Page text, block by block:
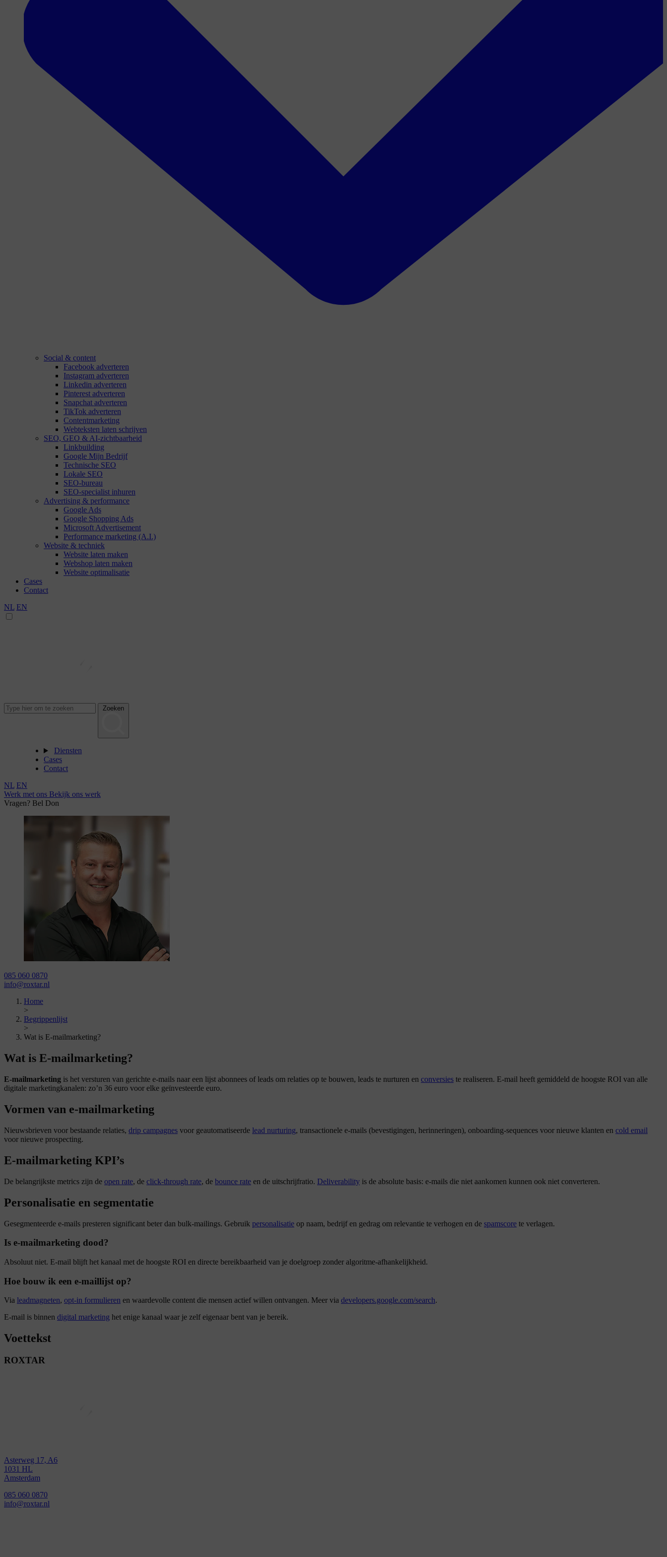
Social & content
Facebook adverteren
Instagram adverteren
Linkedin adverteren
Pinterest adverteren
Snapchat adverteren
TikTok adverteren
Contentmarketing
Webteksten laten schrijven
SEO, GEO & AI-zichtbaarheid
Linkbuilding
Google Mijn Bedrijf
Technische SEO
Lokale SEO
SEO-bureau
SEO-specialist inhuren
Advertising & performance
Google Ads
Google Shopping Ads
Microsoft Advertisement
Performance marketing (A.I.)
Website & techniek
Website laten maken
Webshop laten maken
Website optimalisatie
Cases
Contact
NL EN
Zoeken
Diensten
Cases
Contact
NL EN
Werk met ons Bekijk ons werk
Vragen? Bel Don
085 060 0870
info@roxtar.nl
Home
>
Begrippenlijst
>
Wat is E-mailmarketing?
Wat is E-mailmarketing?
E-mailmarketing is het versturen van gerichte e-mails naar een lijst abonnees of leads om relaties op te bouwen, leads te nurturen en conversies te realiseren. E-mail heeft gemiddeld de hoogste ROI van alle
digitale marketingkanalen: zo’n 36 euro voor elke geïnvesteerde euro.
Vormen van e-mailmarketing
Nieuwsbrieven voor bestaande relaties, drip campagnes voor geautomatiseerde lead nurturing, transactionele e-mails (bevestigingen, herinneringen), onboarding-sequences voor nieuwe klanten en cold email
voor nieuwe prospecting.
E-mailmarketing KPI’s
De belangrijkste metrics zijn de open rate, de click-through rate, de bounce rate en de uitschrijfratio. Deliverability is de absolute basis: e-mails die niet aankomen kunnen ook niet converteren.
Personalisatie en segmentatie
Gesegmenteerde e-mails presteren significant beter dan bulk-mailings. Gebruik personalisatie op naam, bedrijf en gedrag om relevantie te verhogen en de spamscore te verlagen.
Is e-mailmarketing dood?
Absoluut niet. E-mail blijft het kanaal met de hoogste ROI en directe bereikbaarheid van je doelgroep zonder algoritme-afhankelijkheid.
Hoe bouw ik een e-maillijst op?
Via leadmagneten, opt-in formulieren en waardevolle content die mensen actief willen ontvangen. Meer via developers.google.com/search.
E-mail is binnen digital marketing het enige kanaal waar je zelf eigenaar bent van je bereik.
Voettekst
ROXTAR
Asterweg 17, A6
1031 HL
Amsterdam
085 060 0870
info@roxtar.nl